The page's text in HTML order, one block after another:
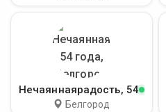
Нечаяннаярадость, 54
Белгород